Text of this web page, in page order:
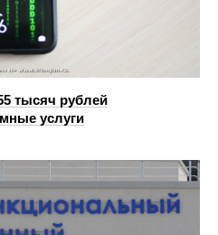
тысяч рублей
услуги